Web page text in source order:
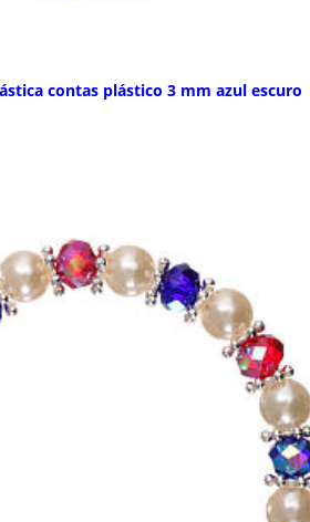
contas plástico 3 mm azul escuro